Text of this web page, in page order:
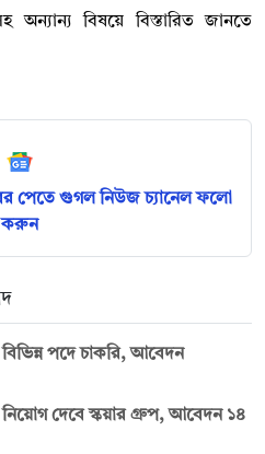
অন্যান্য বিষয়ে বিস্তারিত জানতে
পেতে গুগল নিউজ চ্যানেল ফলো
করুন
পদে চাকরি, আবেদন
দেবে স্কয়ার গ্রুপ, আবেদন ১৪